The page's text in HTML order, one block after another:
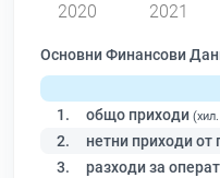
2020 2021
Основни Финансови
1. общо приходи
2. нетни приходи от
3. разходи за